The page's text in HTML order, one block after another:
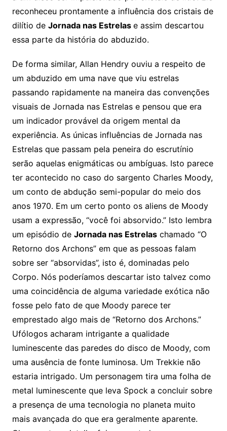
reconheceu prontamente a influência dos cristais de
dilítio de Jornada nas Estrelas e assim descartou
essa parte da história do abduzido.
De forma similar, Allan Hendry ouviu a respeito de
um abduzido em uma nave que viu estrelas
passando rapidamente na maneira das convenções
visuais de Jornada nas Estrelas e pensou que era
um indicador provável da origem mental da
experiência. As únicas influências de Jornada nas
Estrelas que passam pela peneira do escrutínio
serão aquelas enigmáticas ou ambíguas. Isto parece
ter acontecido no caso do sargento Charles Moody,
um conto de abdução semi-popular do meio dos
anos 1970. Em um certo ponto os aliens de Moody
usam a expressão, “você foi absorvido.” Isto lembra
um episódio de Jornada nas Estrelaschamado “O
Retorno dos Archons” em que as pessoas falam
sobre ser “absorvidas”, isto é, dominadas pelo
Corpo. Nós poderíamos descartar isto talvez como
uma coincidência de alguma variedade exótica não
fosse pelo fato de que Moody parece ter
emprestado algo mais de “Retorno dos Archons.”
Ufólogos acharam intrigante a qualidade
luminescente das paredes do disco de Moody, com
uma ausência de fonte luminosa. Um Trekkie não
estaria intrigado. Um personagem tira uma folha de
metal luminescente que leva Spock a concluir sobre
a presença de uma tecnologia no planeta muito
mais avançada do que era geralmente aparente.